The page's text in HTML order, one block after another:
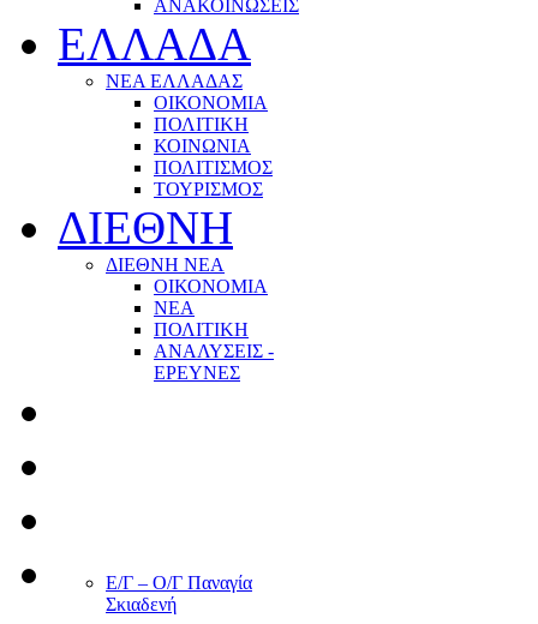
ΑΝΑΚΟΙΝΩΣΕΙΣ
ΕΛΛΑΔΑ
ΝΕΑ ΕΛΛΑΔΑΣ
ΟΙΚΟΝΟΜΙΑ
ΠΟΛΙΤΙΚΗ
ΚΟΙΝΩΝΙΑ
ΠΟΛΙΤΙΣΜΟΣ
ΤΟΥΡΙΣΜΟΣ
ΔΙΕΘΝΗ
ΔΙΕΘΝΗ ΝΕΑ
ΟΙΚΟΝΟΜΙΑ
ΝΕΑ
ΠΟΛΙΤΙΚΗ
ΑΝΑΛΥΣΕΙΣ -
ΕΡΕΥΝΕΣ
Ε/Γ – Ο/Γ Παναγία
Σκιαδενή